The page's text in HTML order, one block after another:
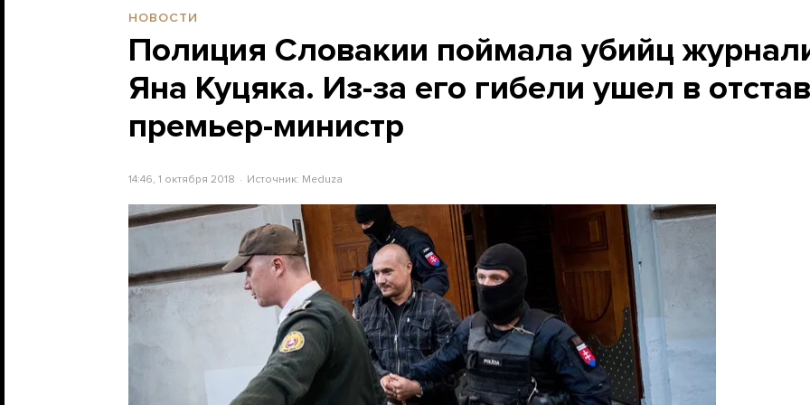
НОВОСТИ
Полиция Словакии поймала убийц
Яна Куцяка. Из-за его гибели ушел в
премьер-министр
14:46, 1 октября 2018 Источник: Meduza